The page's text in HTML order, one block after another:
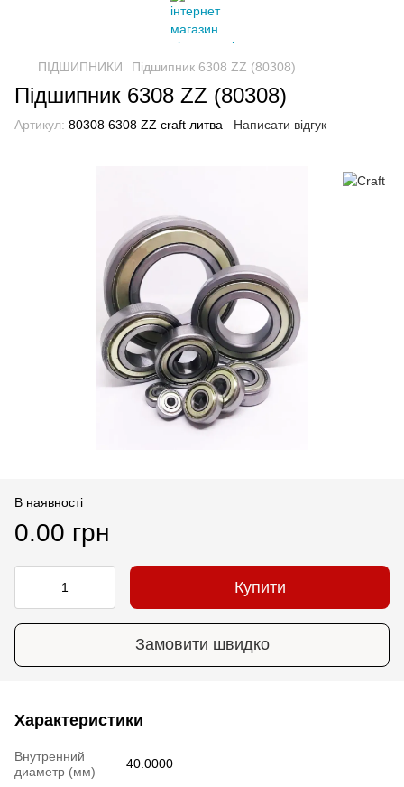
ПІДШИПНИКИ Підшипник 6308 ZZ (80308)
Підшипник 6308 ZZ (80308)
Артикул: 80308 6308 ZZ craft литва Написати відгук
В наявності
0.00 грн
Купити
Замовити швидко
Характеристики
Внутренний
диаметр (мм)
40.0000